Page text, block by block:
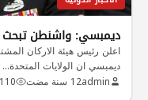
ديمبسي: واشنطن تبحث
اعلن رئيس هيئة الاركان
ديمبسي ان الولايات المتحدة…
admin12 سنة مضت 110